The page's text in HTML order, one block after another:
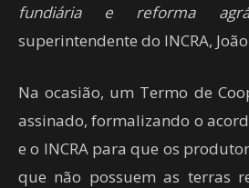
fundiária e reforma
superintendente do INCRA,
Na ocasião, um Termo de
assinado, formalizando o
e o INCRA para que os
que não possuem as terras